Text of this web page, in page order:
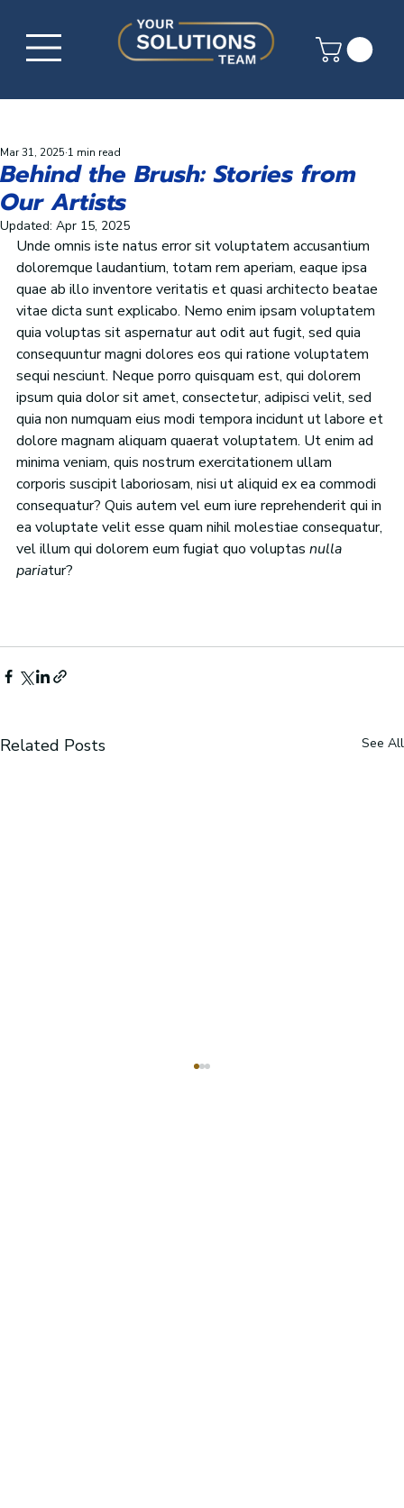
Behind the Brush: Stories from
Our Artists
Mar 31, 2025 1 min read
Updated: Apr 15, 2025
Unde omnis iste natus error sit voluptatem accusantium
doloremque laudantium, totam rem aperiam, eaque ipsa
quae ab illo inventore veritatis et quasi architecto beatae
vitae dicta sunt explicabo. Nemo enim ipsam voluptatem
quia voluptas sit aspernatur aut odit aut fugit, sed quia
consequuntur magni dolores eos qui ratione voluptatem
sequi nesciunt. Neque porro quisquam est, qui dolorem
ipsum quia dolor sit amet, consectetur, adipisci velit, sed
quia non numquam eius modi tempora incidunt ut labore et
dolore magnam aliquam quaerat voluptatem. Ut enim ad
minima veniam, quis nostrum exercitationem ullam
corporis suscipit laboriosam, nisi ut aliquid ex ea commodi
consequatur? Quis autem vel eum iure reprehenderit qui in
ea voluptate velit esse quam nihil molestiae consequatur,
vel illum qui dolorem eum fugiat quo voluptas nulla
pariatur?
Related Posts See All